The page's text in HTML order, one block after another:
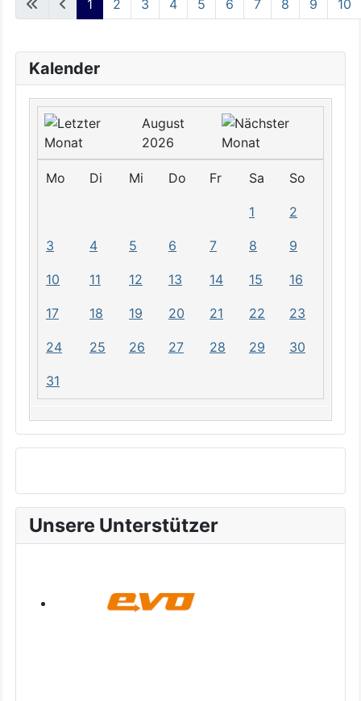
Kalender
August
2026
Mo Di Mi Do Fr Sa So
1 2
3 4 5 6 7 8 9
10 11 12 13 14 15 16
17 18 19 20 21 22 23
24 25 26 27 28 29 30
31
Unsere Unterstützer
1 2 3 4 5 6 7 8 9 10